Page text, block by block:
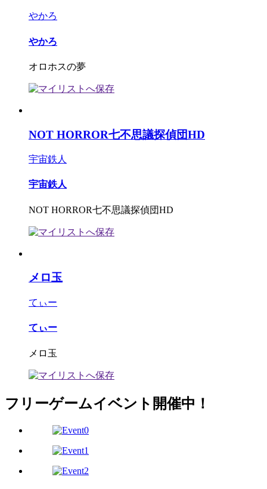
やかろ
やかろ
オロホスの夢
NOT HORROR七不思議探偵団HD
宇宙鉄人
宇宙鉄人
NOT HORROR七不思議探偵団HD
メロ玉
てぃー
てぃー
メロ玉
フリーゲームイベント開催中！